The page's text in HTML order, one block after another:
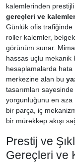
kalemlerinden
gereçleri ve kalemler
Günlük ofis trafiğinde
roller kalemler,
görünüm sunar.
hassas uçlu mekanik
hesaplamalarda hata
merkezine alan bu
tasarımları
yorgunluğunu en
bir parça, iç
bir mürekkep akışı
Prestij ve
Gereçleri ve